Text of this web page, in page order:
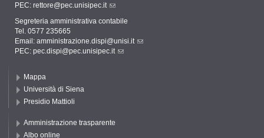
PEC: rettore@pec.unisipec.it
Segreteria amministrativa contabile
Tel. 0577 235665
Email: amministrazione.dispi@unisi.it
PEC: pec.dispi@pec.unisipec.it
Mappa
Università di Siena
Presidio Mattioli
Amministrazione trasparente
Albo online